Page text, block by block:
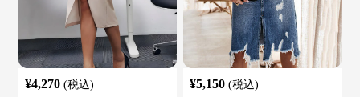
¥4,270 (税込) ¥5,150 (税込)